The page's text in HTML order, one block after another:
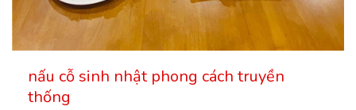
nấu cỗ sinh nhật phong cách truyền
thống